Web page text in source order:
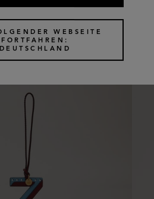
WEBSEITE
FORTFAHREN:
DEUTSCHLAND